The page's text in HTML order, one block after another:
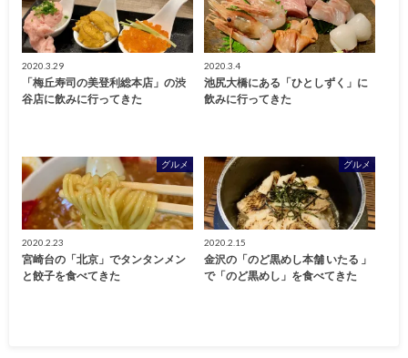
2020.3.29
「梅丘寿司の美登利総本店」の渋
谷店に飲みに行ってきた
2020.3.4
池尻大橋にある「ひとしずく」に
飲みに行ってきた
グルメ
2020.2.23
宮崎台の「北京」でタンタンメン
と餃子を食べてきた
グルメ
2020.2.15
金沢の「のど黒めし本舗 いたる 」
で「のど黒めし」を食べてきた